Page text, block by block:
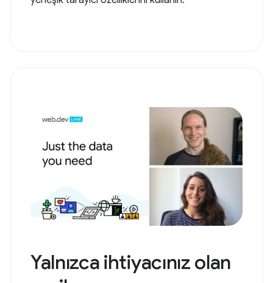
Yalnızca ihtiyacınız olan